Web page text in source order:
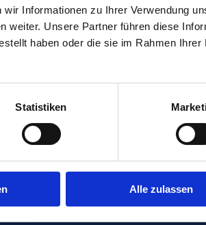
Informationen zu Ihrer Verwendung
weiter. Unsere Partner führen diese
haben oder die sie im Rahmen Ihrer
Statistiken
Alle zulassen